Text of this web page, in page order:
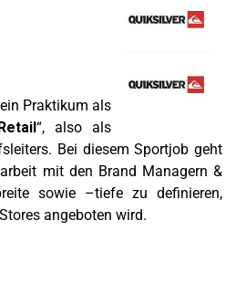
Praktikum als
“, also als
Bei diesem Sportjob geht
mit den Brand Managern &
sowie –tiefe zu definieren,
angeboten wird.